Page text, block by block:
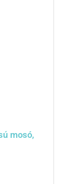
mosó,